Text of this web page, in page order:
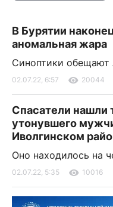
В Бурятии
аномальная жара
Синоптики обещают
02.07.22, 6:57 20044
Спасатели нашли
утонувшего
Иволгинском
Оно находилось на
02.07.22, 5:35 10016